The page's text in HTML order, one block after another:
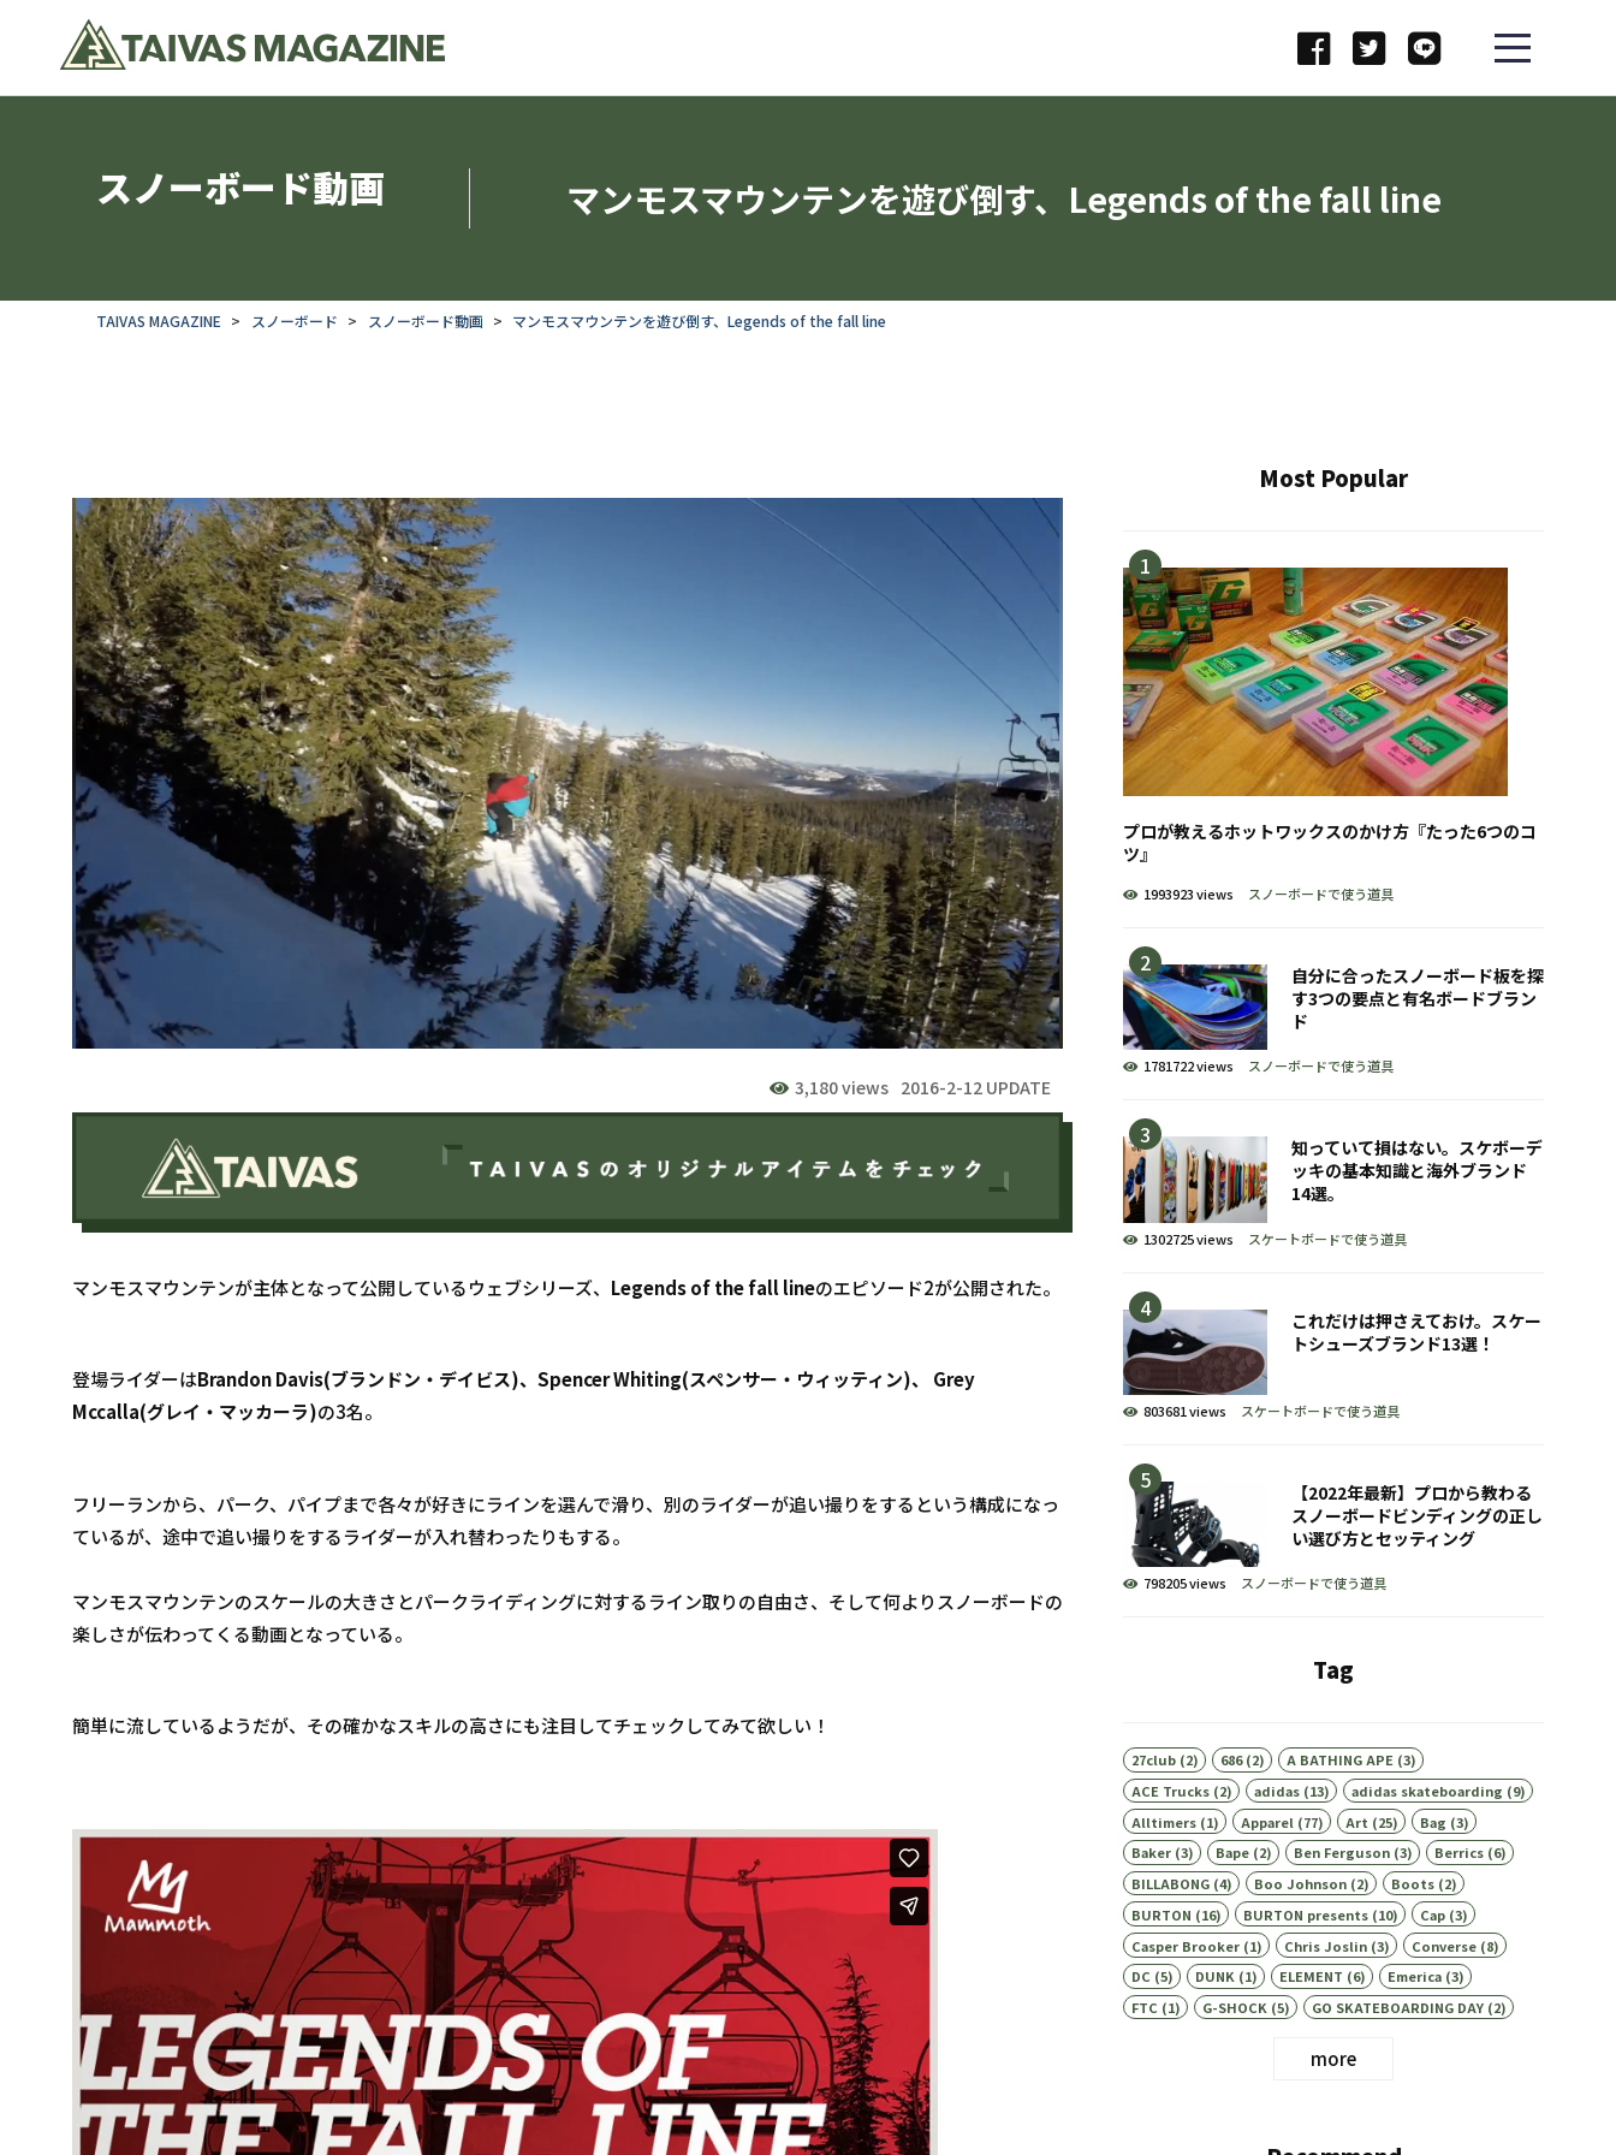
スノーボード動画 マンモスマウンテンを遊び倒す、Legends of the fall line
TAIVAS MAGAZINE スノーボード スノーボード動画 マンモスマウンテンを遊び倒す、Legends of the fall line
3,180 views 2016-2-12 UPDATE
マンモスマウンテンが主体となって公開しているウェブシリーズ、 Legends of the fall lineのエピソード2が公開された。
登場ライダーはBrandon Davis(ブランドン・デイビス)、Spencer Whiting(スペンサー・ウィッティン)、 Grey
Mccalla(グレイ・マッカーラ)の3名。
フリーランから、パーク、パイプまで各々が好きにラインを選んで滑り、別のライダーが追い撮りをするという構成になっ
ているが、途中で追い撮りをするライダーが入れ替わったりもする。
マンモスマウンテンのスケールの大きさとパークライディングに対するライン取りの自由さ、そして何よりスノーボードの
楽しさが伝わってくる動画となっている。
簡単に流しているようだが、その確かなスキルの高さにも注目してチェックしてみて欲しい！
Most Popular
プロが教えるホットワックスのかけ方『たった6つのコ
ツ』
1993923 views スノーボードで使う道具
自分に合ったスノーボード板を探
す3つの要点と有名ボードブラン
ド
1781722 views スノーボードで使う道具
知っていて損はない。スケボーデ
ッキの基本知識と海外ブランド
14選。
1302725 views スケートボードで使う道具
これだけは押さえておけ。スケー
トシューズブランド13選！
803681 views スケートボードで使う道具
【2022年最新】プロから教わる
スノーボードビンディングの正し
い選び方とセッティング
798205 views スノーボードで使う道具
Tag
27club(2) 686(2) A BATHING APE(3)
ACE Trucks(2) adidas(13) adidas skateboarding (9)
Alltimers(1) Apparel (77) Art (25) Bag (3)
Baker(3) Bape(2) Ben Ferguson(3) Berrics(6)
BILLABONG(4) Boo Johnson(2) Boots(2)
BURTON (16) BURTON presents(10) Cap(3)
Casper Brooker(1) Chris Joslin(3) Converse(8)
DC (5) DUNK(1) ELEMENT (6) Emerica(3)
FTC (1) G-SHOCK (5) GO SKATEBOARDING DAY(2)
more